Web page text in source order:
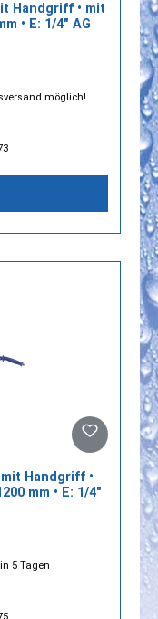
Handgriff • mit
• E: 1/4" AG
möglich!
Handgriff •
mm • E: 1/4"
5 Tagen